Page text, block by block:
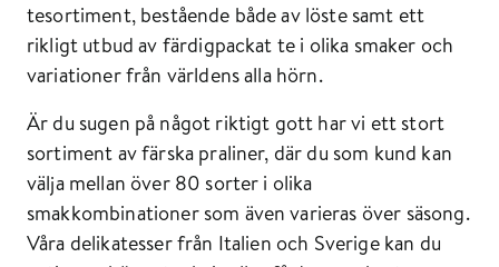
tesortiment, bestående både av löste samt ett
rikligt utbud av färdigpackat te i olika smaker och
variationer från världens alla hörn.
Är du sugen på något riktigt gott har vi ett stort
sortiment av färska praliner, där du som kund kan
välja mellan över 80 sorter i olika
smakkombinationer som även varieras över säsong.
Våra delikatesser från Italien och Sverige kan du